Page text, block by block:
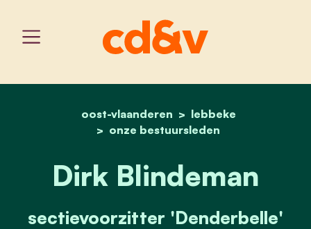
home
oost-vlaanderen
lebbeke
onze bestuursleden
dirk blindeman
Dirk Blindeman
sectievoorzitter 'Denderbelle'